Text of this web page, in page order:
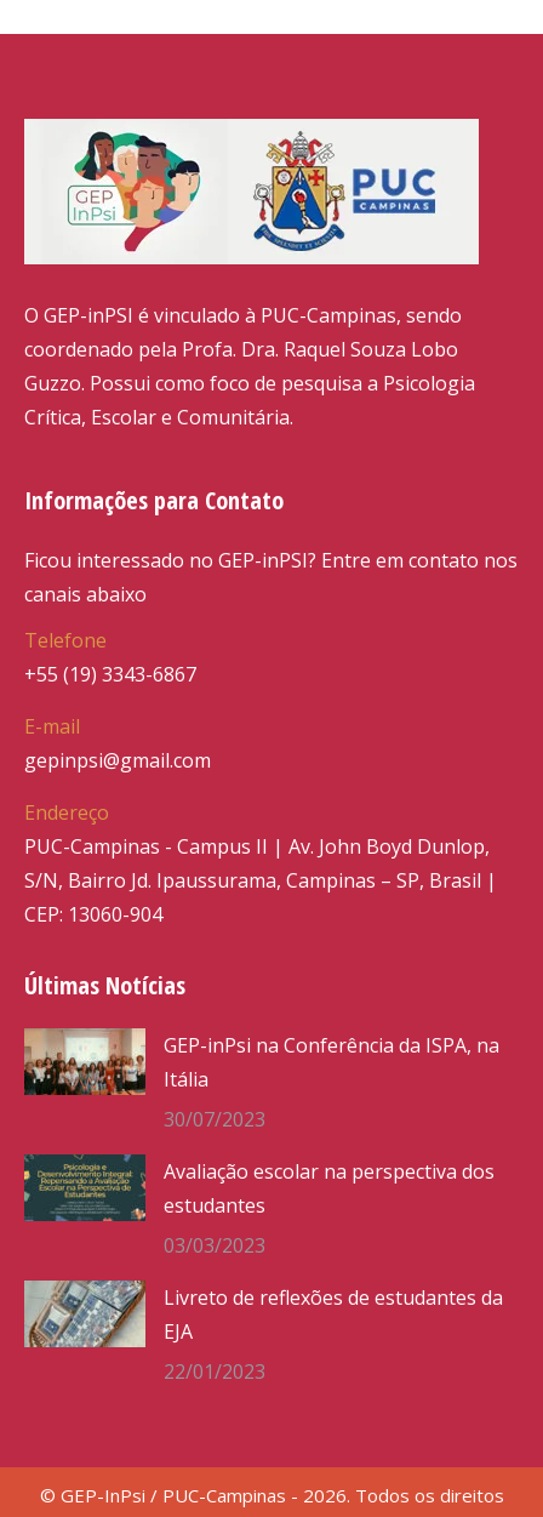
O GEP-inPSI é vinculado à PUC-Campinas, sendo
coordenado pela Profa. Dra. Raquel Souza Lobo
Guzzo. Possui como foco de pesquisa a Psicologia
Crítica, Escolar e Comunitária.
Informações para Contato
Ficou interessado no GEP-inPSI? Entre em contato nos
canais abaixo
Telefone
+55 (19) 3343-6867
E-mail
gepinpsi@gmail.com
Endereço
PUC-Campinas - Campus II | Av. John Boyd Dunlop,
S/N, Bairro Jd. Ipaussurama, Campinas – SP, Brasil |
CEP: 13060-904
Últimas Notícias
GEP-inPsi na Conferência da ISPA, na
Itália
30/07/2023
Avaliação escolar na perspectiva dos
estudantes
03/03/2023
Livreto de reflexões de estudantes da
EJA
22/01/2023
© GEP-InPsi / PUC-Campinas - 2026. Todos os direitos